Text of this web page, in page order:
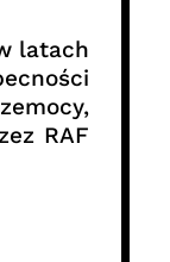
latach
RAF